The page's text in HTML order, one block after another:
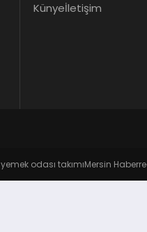
Künyeİletişim
yemek odası takımıMersin Haber